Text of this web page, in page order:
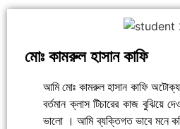
মোঃ কামরুল হাসান কাফি
আমি মোঃ কামরুল হাসান কাফি
বর্তমান ক্লাস টিচারের কাজ বুঝিয়ে
ভালো । আমি ব্যক্তিগত ভাবে মনে